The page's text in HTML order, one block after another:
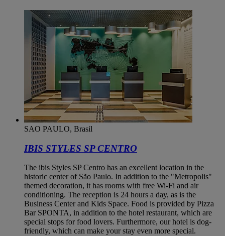
SAO PAULO, Brasil
IBIS STYLES SP CENTRO
The ibis Styles SP Centro has an excellent location in the
historic center of São Paulo. In addition to the "Metropolis"
themed decoration, it has rooms with free Wi-Fi and air
conditioning. The reception is 24 hours a day, as is the
Business Center and Kids Space. Food is provided by Pizza
Bar SPONTA, in addition to the hotel restaurant, which are
special stops for food lovers. Furthermore, our hotel is dog-
friendly, which can make your stay even more special.